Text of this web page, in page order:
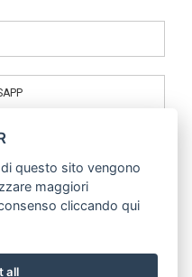
questo sito vengono
maggiori
cliccando qui
all